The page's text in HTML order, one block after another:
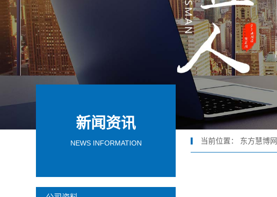
新闻资讯
NEWS INFORMATION 当前位置： 东方慧博网